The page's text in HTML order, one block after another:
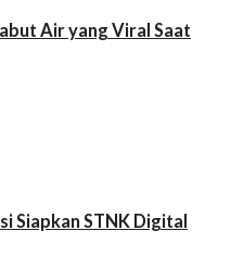
Air yang Viral Saat
Siapkan STNK Digital